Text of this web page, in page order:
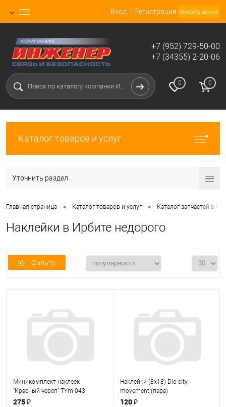
Вход Регистрация Заказать звонок
+7 (952) 729-50-00
+7 (34355) 2-20-06
0 0
Каталог товаров и услуг
Уточнить раздел
Главная страница • Каталог товаров и услуг • Каталог запчастей в
Наклейки в Ирбите недорого
Фильтр
Миникомплект наклеек
"Красный череп" TYm 043
светоотражающий, размер
275 ₽
Наклейки (8х18) Dio city
movement (пара)
120 ₽